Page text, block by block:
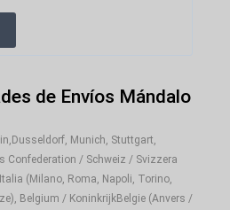
de Envíos Mándalo
Munich, Stuttgart,
Confederation / Schweiz / Svizzera
(Milano, Roma, Napoli, Torino,
Belgium / KoninkrijkBelgie (Anvers /